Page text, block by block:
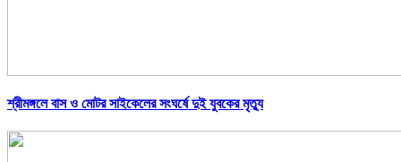
শ্রীমঙ্গলে বাস ও মোটর সাইকেলের সংঘর্ষে দুই যুবকের মৃত্যু